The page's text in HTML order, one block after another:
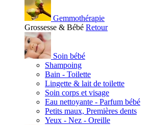
Gemmothérapie
Grossesse & Bébé Retour
Soin bébé
Shampoing
Bain - Toilette
Lingette & lait de toilette
Soin corps et visage
Eau nettoyante - Parfum bébé
Petits maux, Premières dents
Yeux - Nez - Oreille